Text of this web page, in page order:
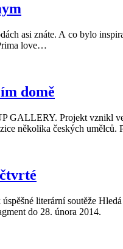
asi znáte. A co bylo
love…
domě
GALLERY. Projekt vznikl
několika českých
literární soutěže
do 28. února 2014.